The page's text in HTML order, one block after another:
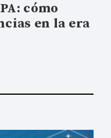
cómo
en la era